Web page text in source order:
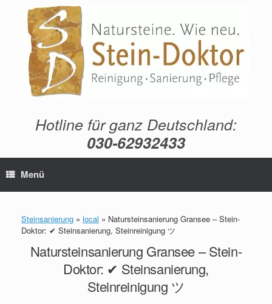
springen
Hotline für ganz Deutschland:
030-62932433
Menü
Steinsanierung » local » Natursteinsanierung Gransee – Stein-
Doktor: ✔ Steinsanierung, Steinreinigung ツ
Natursteinsanierung Gransee – Stein-
Doktor: ✔ Steinsanierung,
Steinreinigung ツ